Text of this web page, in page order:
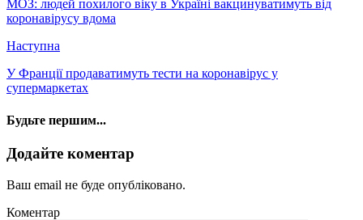
МОЗ: людей похилого віку в Україні вакцинуватимуть від
коронавірусу вдома
Наступна
У Франції продаватимуть тести на коронавірус у
супермаркетах
Будьте першим...
Додайте коментар
Ваш email не буде опубліковано.
Коментар